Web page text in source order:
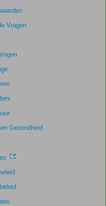
6,5
Vragen
Gezondheid